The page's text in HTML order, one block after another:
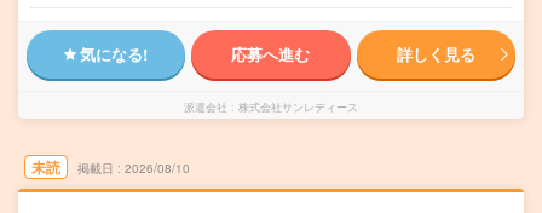
気になる! 応募へ進む 詳しく見る
派遣会社 株式会社サンレディース
未読 掲載日 2026/08/10